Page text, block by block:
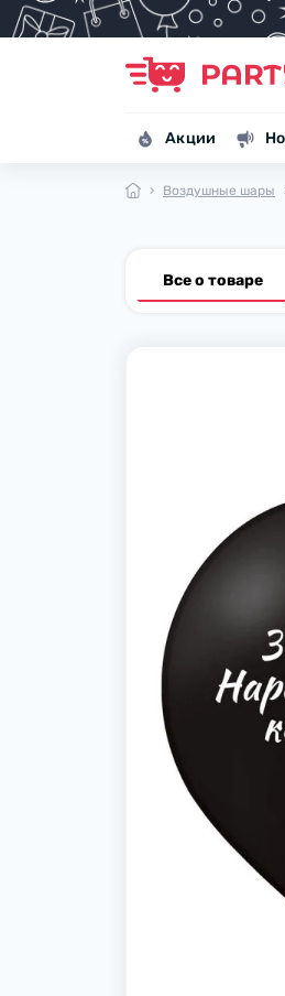
Акции
Воздушные шары
Все о товаре